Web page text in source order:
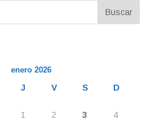
enero 2026
J V S D
1 2 3 4